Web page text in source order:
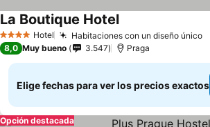
4 EstrellasHotel Habitaciones con un diseño único
La Boutique Hotel
8,0 Muy bueno 3.547 Praga
Elige fechas para ver los precios exactos
Opción destacada